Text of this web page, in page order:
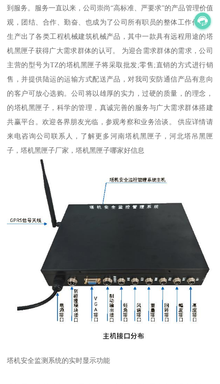
到服务。服务一直以来，公司崇尚“高标准、严要求”的产品管理价值
观，团结、合作、勤奋、也成为了公司所有职员的整体工作作风，
生产出了各类工程机械建筑机械产品，其中一款具有远程用途的塔
机黑匣子获得广大需求群体的认可。 为迎合需求群体的需求，公司
主营的型号为TZ的塔机黑匣子将采取批发;零售;直销的方式进行销
售，并提供陆运的运输方式配送产品，对我司安防通信产品有意向
的客户可放心选购。公司将以雄厚的实力，过硬的质量，的理念，
的塔机黑匣子，科学的管理，真诚完善的服务与广大需求群体搭建
共赢平台。欢迎各界朋友光临，参观考察和业务洽谈。 供应详情请
来电咨询公司联系人，了解更多河南塔机黑匣子，河北塔吊黑匣
子，塔机黑匣子厂家，塔机黑匣子哪家好信息
塔机安全监测系统的实时显示功能